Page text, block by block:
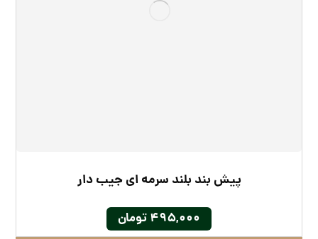
پیش بند بلند سرمه ای جیب دار
۴۹۵,۰۰۰تومان